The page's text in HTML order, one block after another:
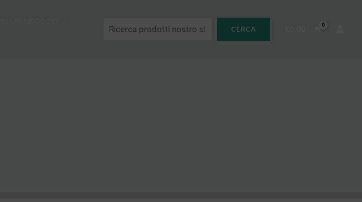
CERCA